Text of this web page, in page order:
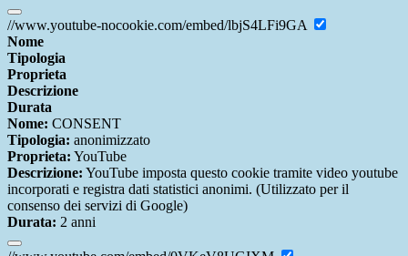
//www.youtube-nocookie.com/embed/lbjS4LFi9GA
Nome
Tipologia
Proprieta
Descrizione
Durata
Nome: CONSENT
Tipologia: anonimizzato
Proprieta: YouTube
Descrizione: YouTube imposta questo cookie tramite video youtube
incorporati e registra dati statistici anonimi. (Utilizzato per il
consenso dei servizi di Google)
Durata: 2 anni